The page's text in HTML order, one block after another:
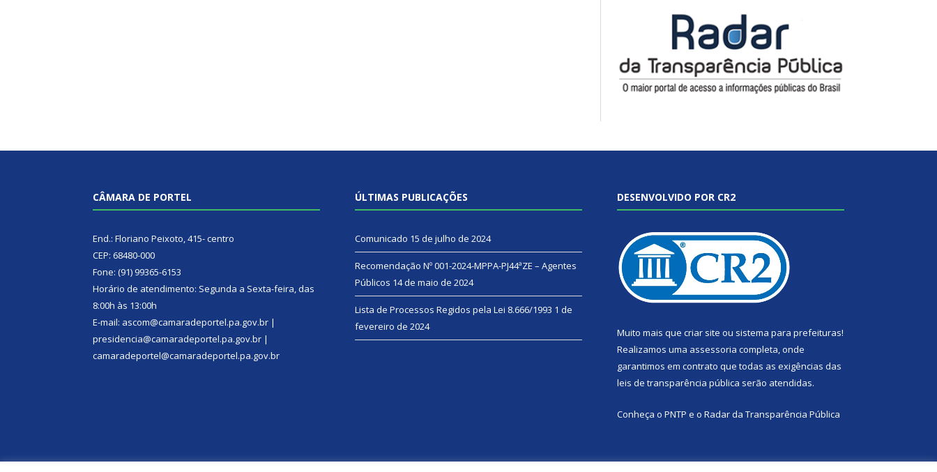
CÂMARA DE PORTEL
End.: Floriano Peixoto, 415- centro
CEP: 68480-000
Fone: (91) 99365-6153
Horário de atendimento: Segunda a Sexta-feira, das
8:00h às 13:00h
E-mail: ascom@camaradeportel.pa.gov.br |
presidencia@camaradeportel.pa.gov.br |
camaradeportel@camaradeportel.pa.gov.br
ÚLTIMAS PUBLICAÇÕES
Comunicado 15 de julho de 2024
Recomendação Nº 001-2024-MPPA-PJ44ªZE – Agentes
Públicos 14 de maio de 2024
Lista de Processos Regidos pela Lei 8.666/1993 1 de
fevereiro de 2024
DESENVOLVIDO POR CR2
Muito mais que criar site ou sistema para prefeituras!
Realizamos uma assessoria completa, onde
garantimos em contrato que todas as exigências das
leis de transparência pública serão atendidas.
Conheça o PNTP e o Radar da Transparência Pública